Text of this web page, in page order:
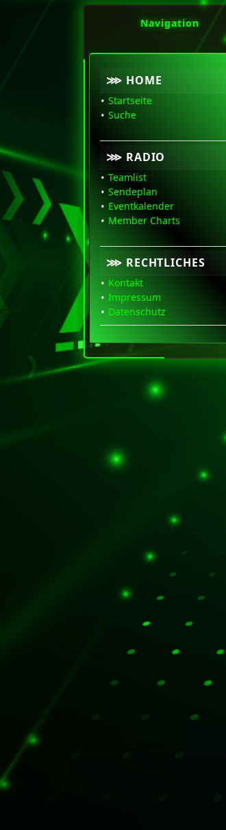
Navigation
⋙ HOME
Startseite
Suche
⋙ RADIO
Teamlist
Sendeplan
Eventkalender
Member Charts
⋙ RECHTLICHES
Kontakt
Impressum
Datenschutz